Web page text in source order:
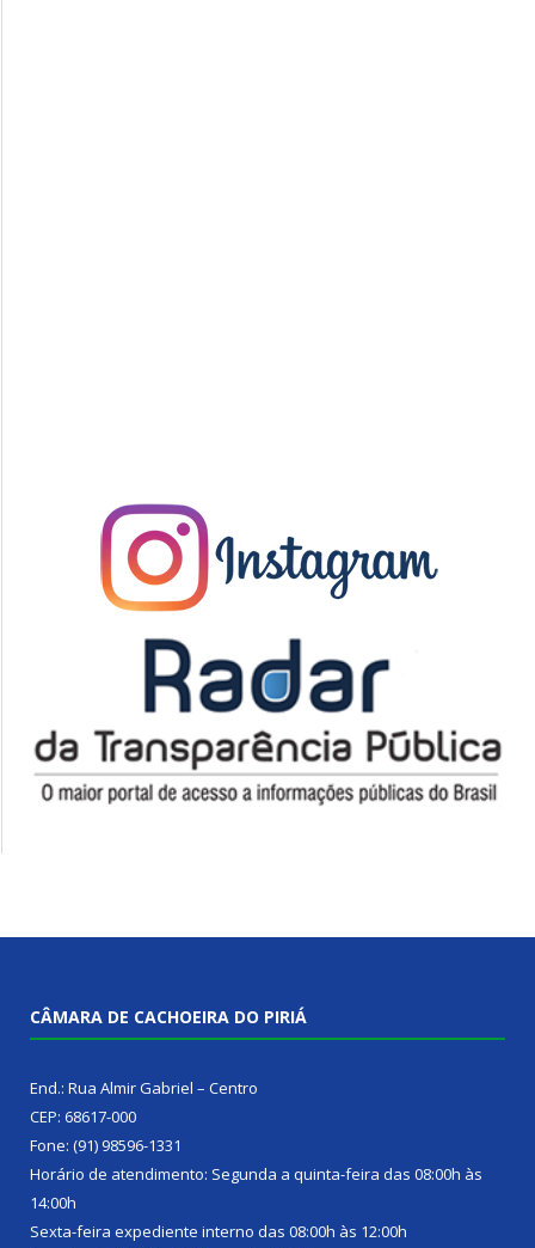
CÂMARA DE CACHOEIRA DO PIRIÁ
End.: Rua Almir Gabriel – Centro
CEP: 68617-000
Fone: (91) 98596-1331
Horário de atendimento: Segunda a quinta-feira das 08:00h às
14:00h
Sexta-feira expediente interno das 08:00h às 12:00h